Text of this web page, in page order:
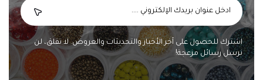
اشترك للحصول على آخر الأخبار والتحديثات والعروض. لا تقلق، لن
نرسل رسائل مزعجة!